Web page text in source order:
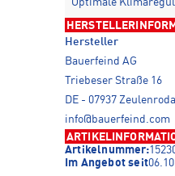
Optimale
Hersteller
Bauerfeind AG
Triebeser Straße 16
DE - 07937
info@bauerfeind.com
Artikelnummer:
Im Angebot seit